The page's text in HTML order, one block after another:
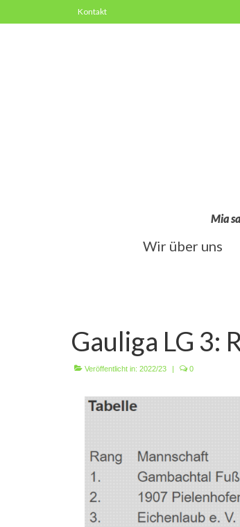
Kontakt
Mia
Wir über uns
Gauliga LG 3:
Veröffentlicht in: 2022/23 | 0